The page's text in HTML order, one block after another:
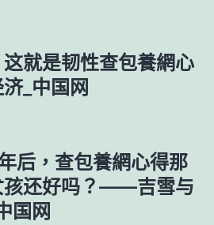
就是韧性查包養網心
_中国网
后，查包養網心得那
孩还好吗？——吉雪与
国网